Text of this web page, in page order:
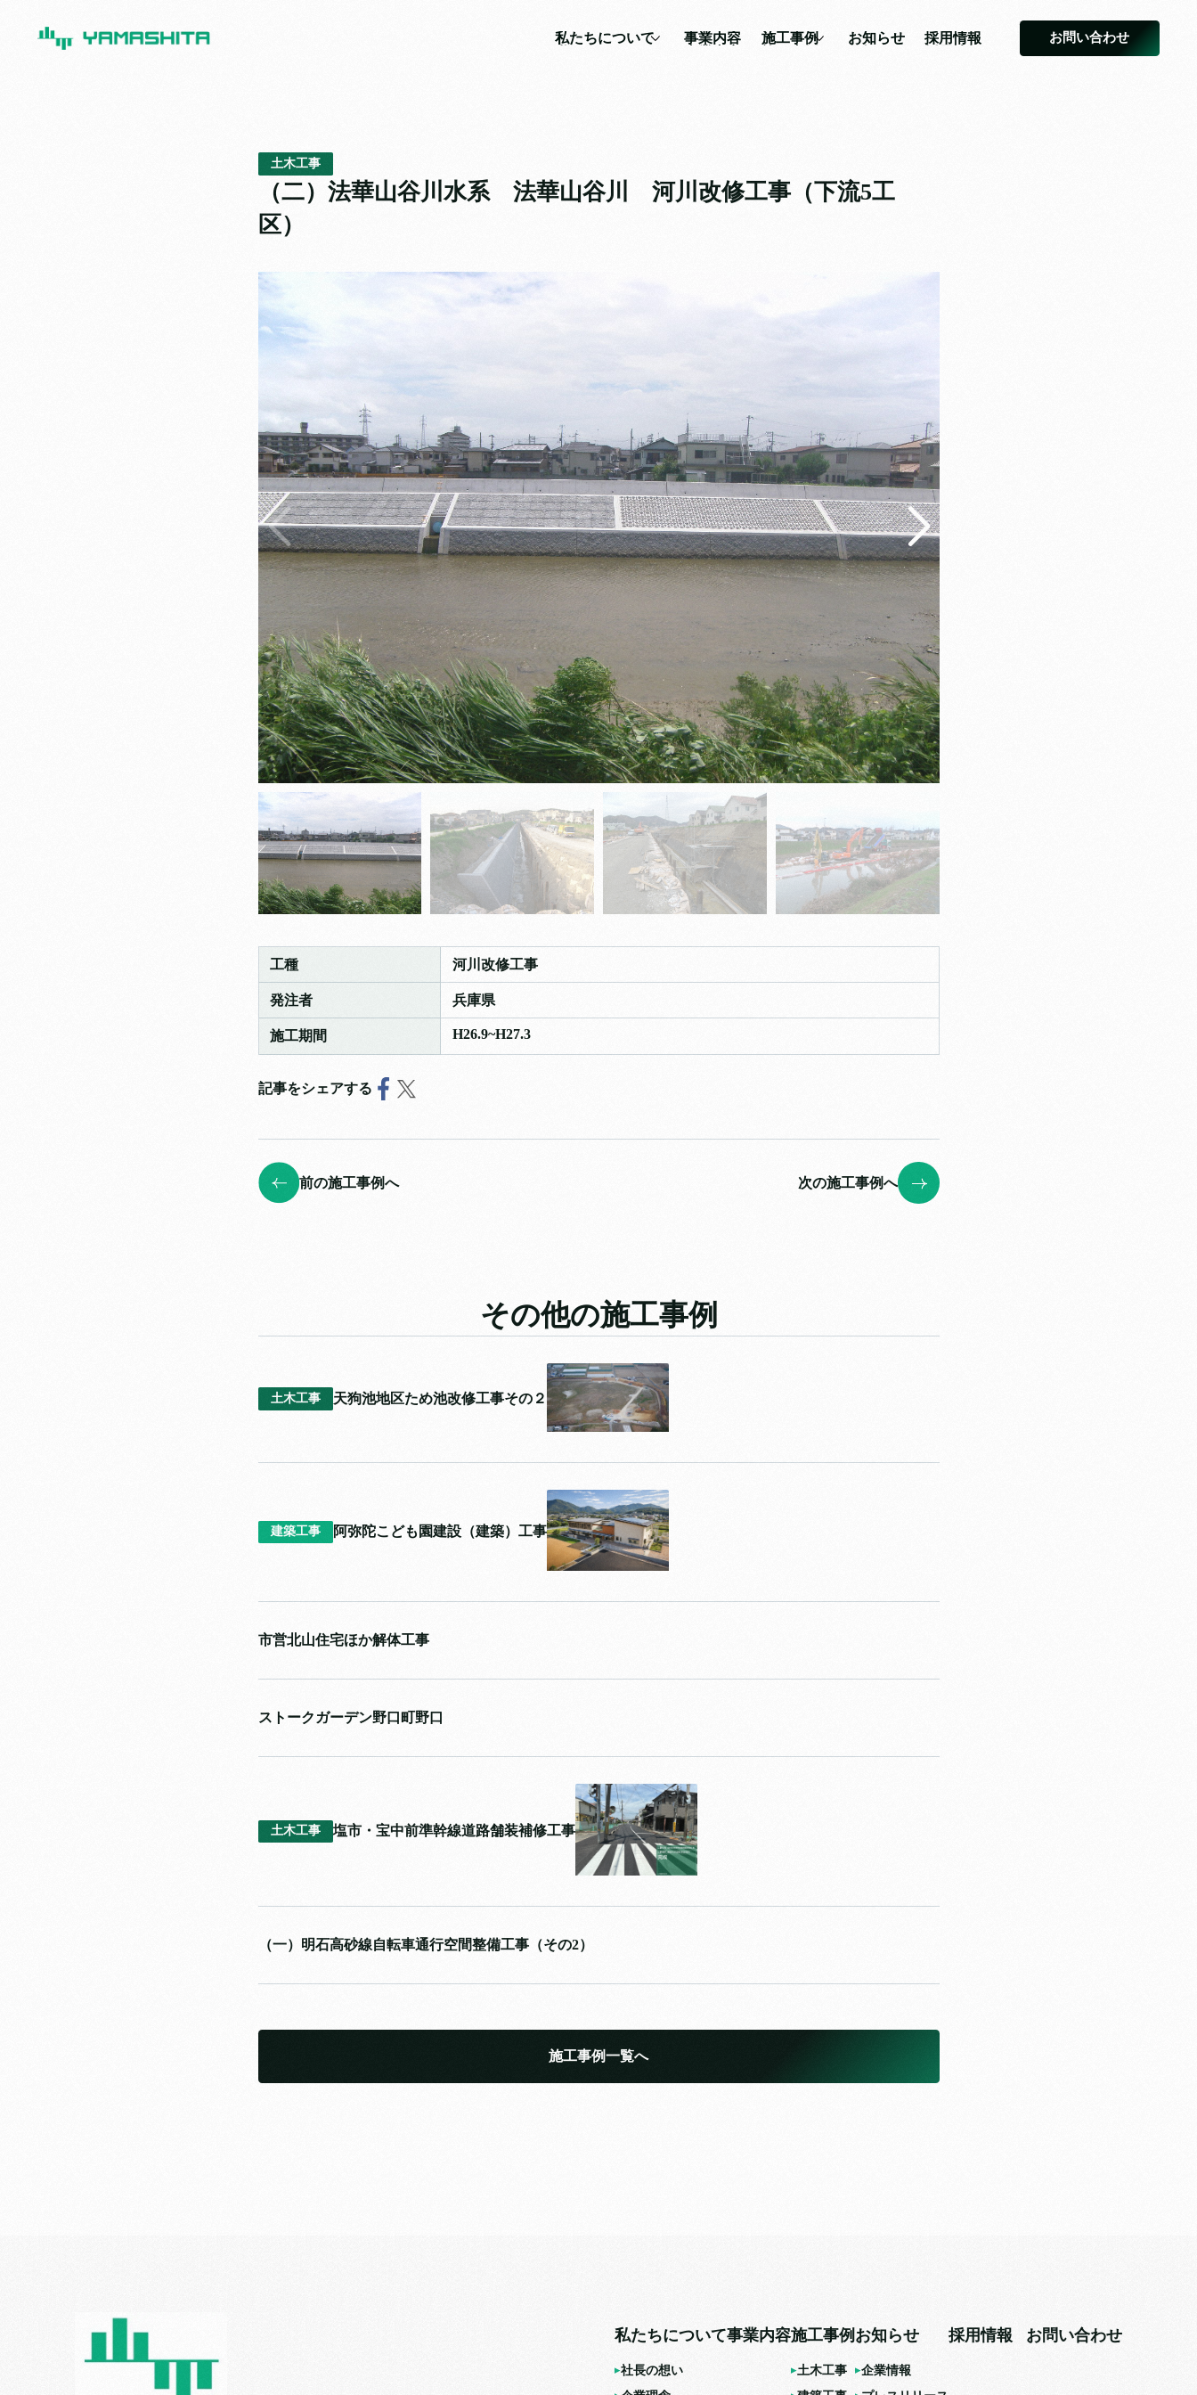
私たちについて
会社概要
事業内容
施工事例
お知らせ
採用情報
お問い合わせ
土木工事
（二）法華山谷川水系 法華山谷川 河川改修工事（下流5工
区）
工種 河川改修工事
発注者 兵庫県
施工期間 H26.9~H27.3
記事をシェアする
前の施工事例へ 次の施工事例へ
その他の施工事例
土木工事 天狗池地区ため池改修工事その２
建築工事 阿弥陀こども園建設（建築）工事
市営北山住宅ほか解体工事
ストークガーデン野口町野口
土木工事 塩市・宝中前準幹線道路舗装補修工事
（一）明石高砂線自転車通行空間整備工事（その2）
施工事例一覧へ
私たちについて
社長の想い
事業内容施工事例
土木工事
お知らせ
企業情報
採用情報 お問い合わせ